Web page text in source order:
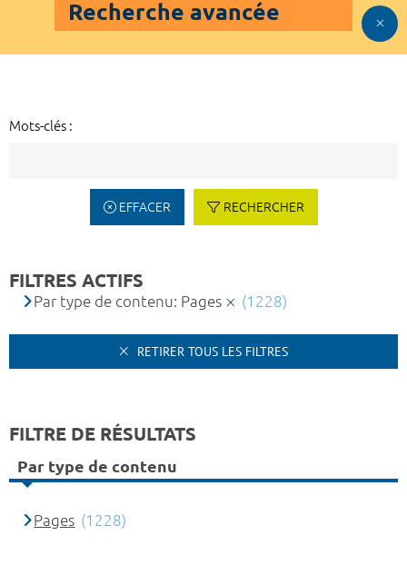
Recherche avancée
Mots-clés :
EFFACER RECHERCHER
FILTRES ACTIFS
Par type de contenu: Pages (1228)
RETIRER TOUS LES FILTRES
FILTRE DE RÉSULTATS
Par type de contenu
Pages (1228)